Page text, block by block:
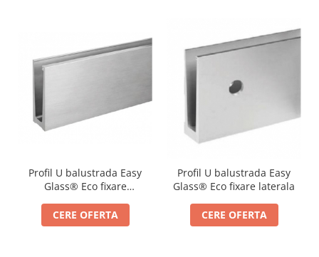
Profil U balustrada Easy
Glass® Eco fixare
CERE OFERTA
Profil U balustrada Easy
Glass® Eco fixare laterala
CERE OFERTA